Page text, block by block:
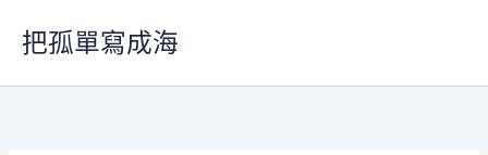
要
把孤單寫成海